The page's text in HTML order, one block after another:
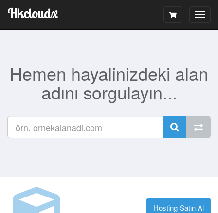
Hkcloudx
Hemen hayalinizdeki alan
adını sorgulayın...
Hosting Satın Al